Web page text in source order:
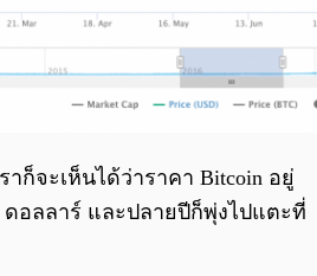
าก็จะเห็นได้ว่าราคา Bitcoin อยู่
ดอลลาร์ และปลายปีก็พุ่งไปแตะที่